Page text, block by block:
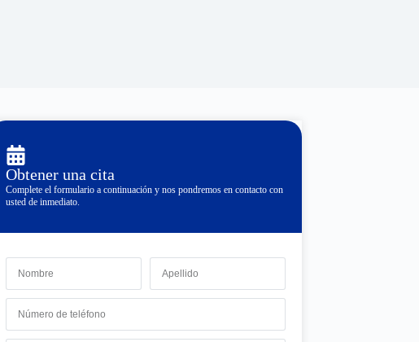
Obtener una cita
Complete el formulario a continuación y nos pondremos en contacto con
usted de inmediato.